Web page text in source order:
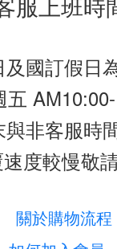
國訂假日
五
與非客服時
度較慢敬
關於購物流程